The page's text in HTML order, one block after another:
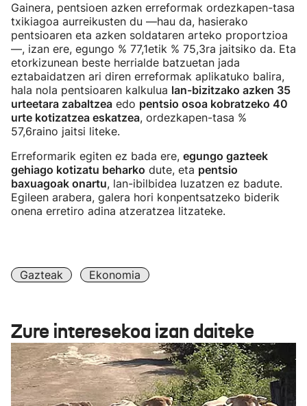
Gainera, pentsioen azken erreformak ordezkapen-tasa
txikiagoa aurreikusten du —hau da, hasierako
pentsioaren eta azken soldataren arteko proportzioa
—, izan ere, egungo % 77,1etik % 75,3ra jaitsiko da. Eta
etorkizunean beste herrialde batzuetan jada
eztabaidatzen ari diren erreformak aplikatuko balira,
hala nola pentsioaren kalkulua lan-bizitzako azken 35
urteetara zabaltzea edo pentsio osoa kobratzeko 40
urte kotizatzea eskatzea, ordezkapen-tasa %
57,6raino jaitsi liteke.
Erreformarik egiten ez bada ere, egungo gazteek
gehiago kotizatu beharko dute, eta pentsio
baxuagoak onartu, lan-ibilbidea luzatzen ez badute.
Egileen arabera, galera hori konpentsatzeko biderik
onena erretiro adina atzeratzea litzateke.
Gazteak Ekonomia
Zure interesekoa izan daiteke